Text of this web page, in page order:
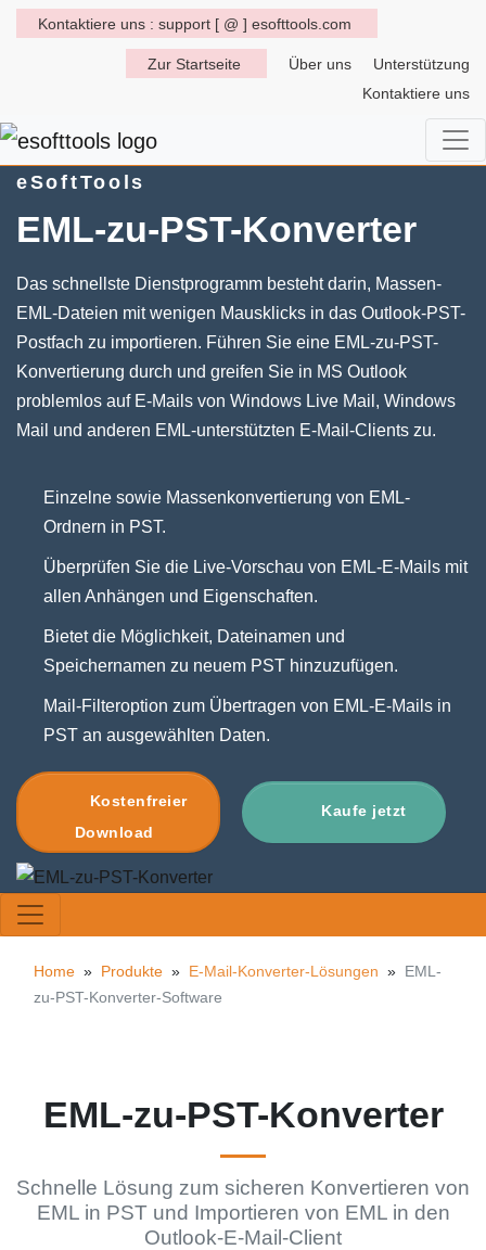
Kontaktiere uns : support [ @ ] esofttools.com
Zur Startseite Über uns
Unterstützung
Kontaktiere uns
eSoftTools
EML-zu-PST-Konverter
Das schnellste Dienstprogramm besteht darin, Massen-
EML-Dateien mit wenigen Mausklicks in das Outlook-PST-
Postfach zu importieren. Führen Sie eine EML-zu-PST-
Konvertierung durch und greifen Sie in MS Outlook
problemlos auf E-Mails von Windows Live Mail, Windows
Mail und anderen EML-unterstützten E-Mail-Clients zu.
Einzelne sowie Massenkonvertierung von EML-
Ordnern in PST.
Überprüfen Sie die Live-Vorschau von EML-E-Mails mit
allen Anhängen und Eigenschaften.
Bietet die Möglichkeit, Dateinamen und
Speichernamen zu neuem PST hinzuzufügen.
Mail-Filteroption zum Übertragen von EML-E-Mails in
PST an ausgewählten Daten.
Kostenfreier
Download
Kaufe jetzt
Home » Produkte » E-Mail-Konverter-Lösungen » EML-
zu-PST-Konverter-Software
EML-zu-PST-Konverter
Schnelle Lösung zum sicheren Konvertieren von
EML in PST und Importieren von EML in den
Outlook-E-Mail-Client